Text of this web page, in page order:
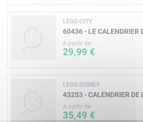
LEGO CITY
60436 - LE CALENDRIER
A partir de
29,99 €
LEGO DISNEY
43253 - CALENDRIER DE
A partir de
35,49 €